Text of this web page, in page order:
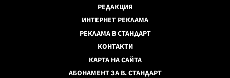
РЕДАКЦИЯ
ИНТЕРНЕТ РЕКЛАМА
РЕКЛАМА В СТАНДАРТ
КОНТАКТИ
КАРТА НА САЙТА
АБОНАМЕНТ ЗА В. СТАНДАРТ